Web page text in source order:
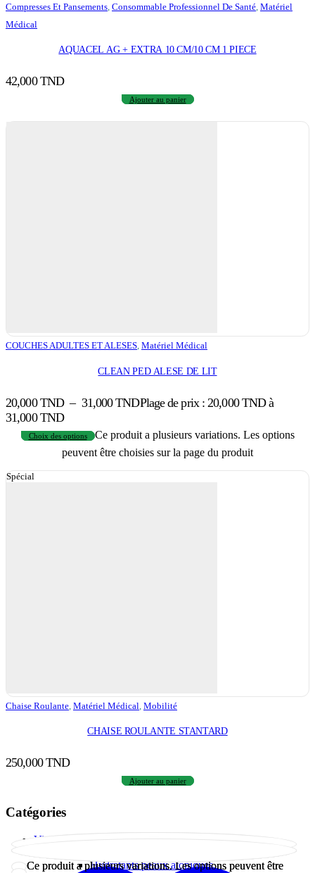
Ce produit a plusieurs variations. Les options peuvent être
Compresses Et Pansements Consommable Professionnel De Santé Matériel
Médical
AQUACEL AG + EXTRA 10 CM/10 CM 1 PIECE
42,000TND
Ajouter au panier
Ce produit a plusieurs variations. Les options peuvent être
COUCHES ADULTES ET ALESES, Matériel Médical
CLEAN PED ALESE DE LIT
20,000TND – 31,000TNDPlage de prix : 20,000 TND à
31,000 TND
Choix des options
Ce produit a plusieurs variations. Les options
peuvent être choisies sur la page du produit
Spécial
Chaise Roulante Matériel Médical Mobilité
CHAISE ROULANTE STANTARD
250,000TND
Ajouter au panier
Catégories
Visage
Hydratants peaux atopiques